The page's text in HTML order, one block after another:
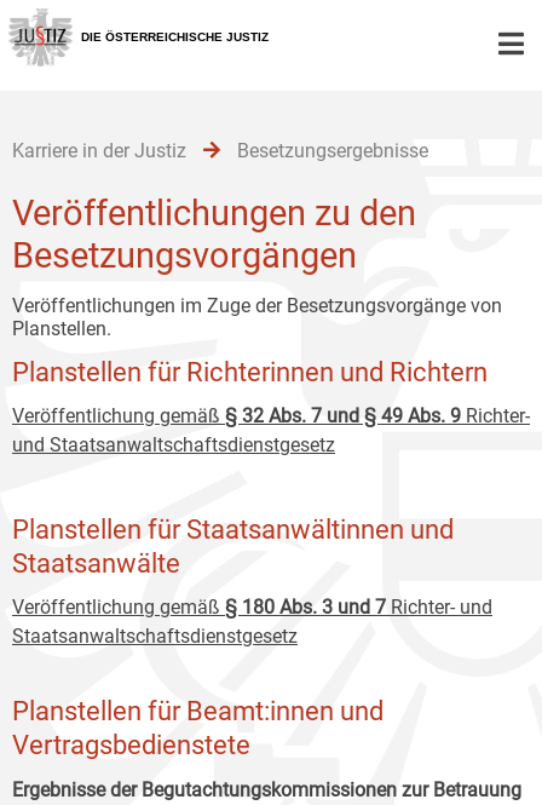
Zur
Hauptnavigation
[1]
Zum
Inhalt
[2]
Zum
Untermenü
[3]
DIE ÖSTERREICHISCHE JUSTIZ
Karriere in der Justiz Besetzungsergebnisse
Veröffentlichungen zu den
Besetzungsvorgängen
Veröffentlichungen im Zuge der Besetzungsvorgänge von
Planstellen.
Planstellen für Richterinnen und Richtern
Veröffentlichung gemäß § 32 Abs. 7 und § 49 Abs. 9 Richter-
und Staatsanwaltschaftsdienstgesetz
Planstellen für Staatsanwältinnen und
Staatsanwälte
Veröffentlichung gemäß § 180 Abs. 3 und 7 Richter- und
Staatsanwaltschaftsdienstgesetz
Planstellen für Beamt:innen und
Vertragsbedienstete
Ergebnisse der Begutachtungskommissionen zur Betrauung